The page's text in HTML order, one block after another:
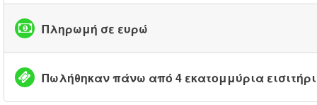
Πληρωμή σε ευρώ
Πωλήθηκαν πάνω από 4 εκατομμύρια